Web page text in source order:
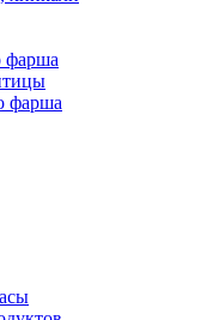
фарша
фарша